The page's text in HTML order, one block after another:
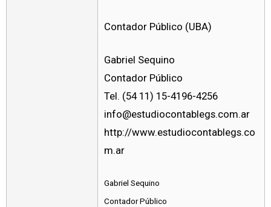
Contador Público (UBA)
Gabriel Sequino
Contador Público
Tel. (54 11) 15-4196-4256
info@estudiocontablegs.com.ar
http://www.estudiocontablegs.co
m.ar
Gabriel Sequino
Contador Público